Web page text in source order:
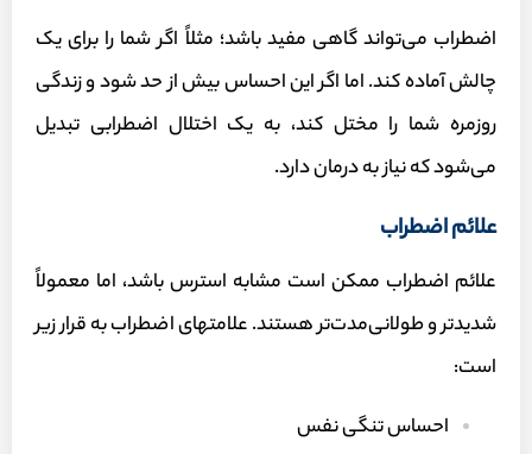
اضطراب می‌تواند گاهی مفید باشد؛ مثلاً اگر شما را برای یک
چالش آماده کند. اما اگر این احساس بیش از حد شود و زندگی
روزمره شما را مختل کند، به یک اختلال اضطرابی تبدیل
می‌شود که نیاز به درمان دارد.
علائم اضطراب
علائم اضطراب ممکن است مشابه استرس باشد، اما معمولاً
شدیدتر و طولانی‌مدت‌تر هستند. علامت‎های اضطراب به قرار زیر
است:
احساس تنگی نفس